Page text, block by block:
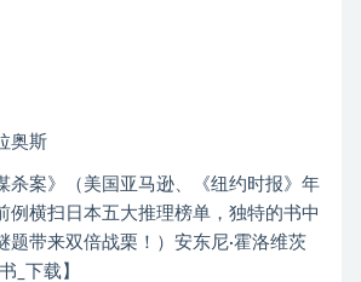
奥斯
杀案》（美国亚马逊、《纽约时报》年
例横扫日本五大推理榜单，独特的书中
题带来双倍战栗！）安东尼·霍洛维茨
_下载】